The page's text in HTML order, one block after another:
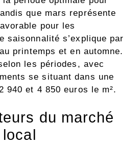
que mars représente
pour les
saisonnalité s’explique par
printemps et en automne.
les périodes, avec
se situant dans une
940 et 4 850 euros le m².
du marché